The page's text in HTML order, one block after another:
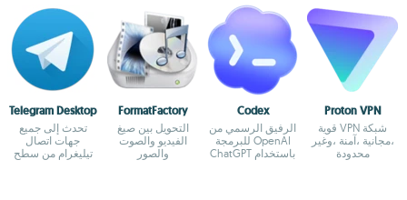
Proton VPN
شبكة VPN قوية
،مجانية ،آمنة ،وغير
محدودة
Codex
الرفيق الرسمي من
OpenAI للبرمجة
باستخدام ChatGPT
FormatFactory
التحويل بين صيغ
الفيديو والصوت
والصور
Telegram Desktop
تحدث إلى جميع
جهات اتصال
تيليغرام من سطح